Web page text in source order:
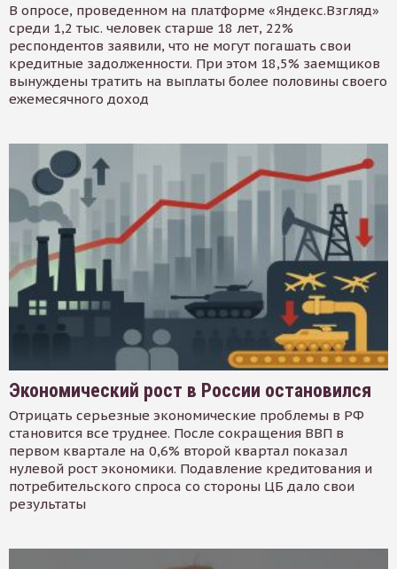
В опросе, проведенном на платформе «Яндекс.Взгляд»
среди 1,2 тыс. человек старше 18 лет, 22%
респондентов заявили, что не могут погашать свои
кредитные задолженности. При этом 18,5% заемщиков
вынуждены тратить на выплаты более половины своего
ежемесячного доход
Экономический рост в России остановился
Отрицать серьезные экономические проблемы в РФ
становится все труднее. После сокращения ВВП в
первом квартале на 0,6% второй квартал показал
нулевой рост экономики. Подавление кредитования и
потребительского спроса со стороны ЦБ дало свои
результаты